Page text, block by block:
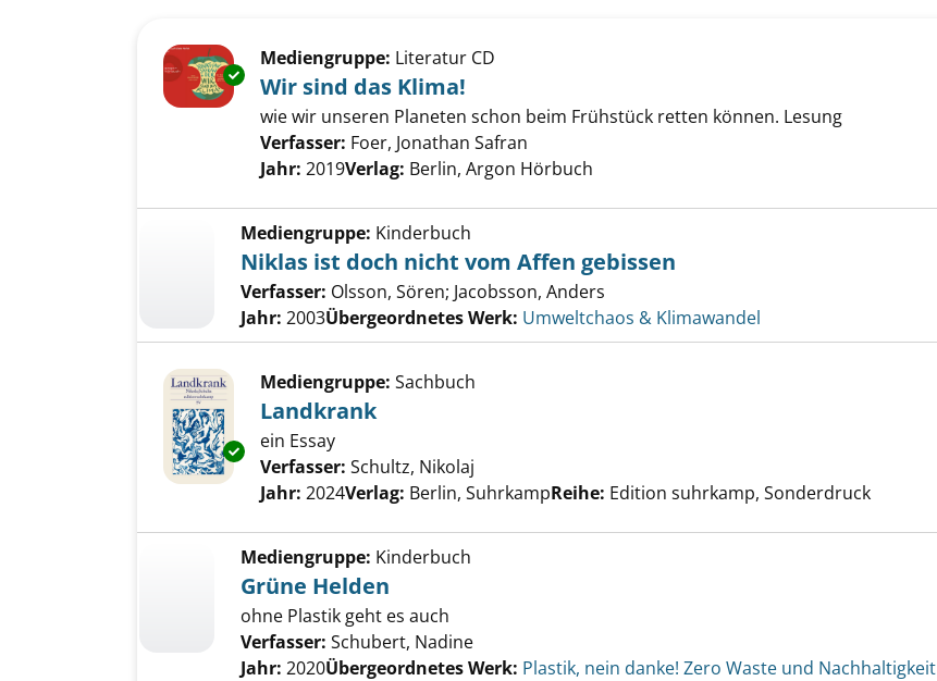
Exemplar-Details von Wir sind das Klima! anzeigen
Mediengruppe: Literatur CD
Wir sind das Klima!
wie wir unseren Planeten schon beim Frühstück retten können. Lesung
Verfasser: Foer, Jonathan Safran
Jahr: 2019Verlag: Berlin, Argon Hörbuch
Mediengruppe: Kinderbuch
Niklas ist doch nicht vom Affen gebissen
Verfasser: Olsson, Sören; Jacobsson, Anders
Jahr: 2003Übergeordnetes Werk: Umweltchaos & Klimawandel
Exemplar-Details von Landkrank anzeigen
Mediengruppe: Sachbuch
Landkrank
ein Essay
Verfasser: Schultz, Nikolaj
Jahr: 2024Verlag: Berlin, SuhrkampReihe: Edition suhrkamp, Sonderdruck
Mediengruppe: Kinderbuch
Grüne Helden
ohne Plastik geht es auch
Verfasser: Schubert, Nadine
Jahr: 2020Übergeordnetes Werk: Plastik, nein danke! Zero Waste und Nachhaltigkeit